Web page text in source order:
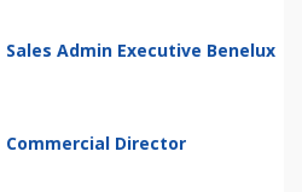
Sales Admin Executive Benelux
Commercial Director